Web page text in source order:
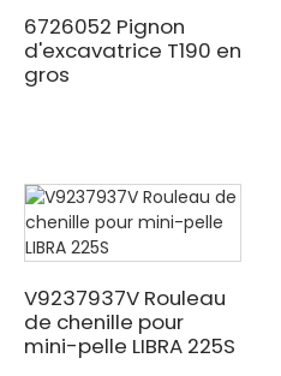
6726052 Pignon
d'excavatrice T190 en
gros
V9237937V Rouleau
de chenille pour
mini-pelle LIBRA 225S